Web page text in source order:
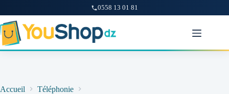
0558 13 01 81
Passer
au
contenu
Accueil
Téléphonie